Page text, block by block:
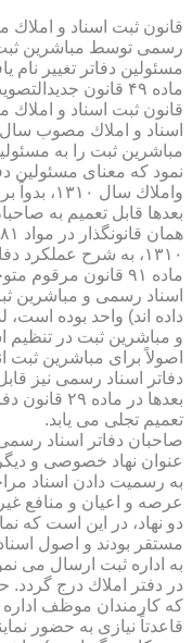
مسئولین دفاتر تغییر نام
مباشرین ثبت را به
واملاك
بعدها قابل تعمیم به
۱۳۱۰، به شرح عملكرد
ماده ۹۱ قانون
اسناد رسمی و مباشرین
داده اند) واحد بوده
و مباشرین ثبت در تنظیم
اصولاً برای مباشرین ثبت
دفاتر اسناد رسمی نیز
تعمیم تجلی می یابد.
صاحبان دفاتر اسناد
عنوان نهاد خصوصی و
به رسمیت دادن اسناد
عرصه و اعیان و منافع
دو نهاد، در این است كه
مستقر بودند و اصول
به اداره ثبت ارسال می
در دفتر املاك درج گردد.
كه كارمندان موظف اداره
قاعدتاً نیازی به حضور